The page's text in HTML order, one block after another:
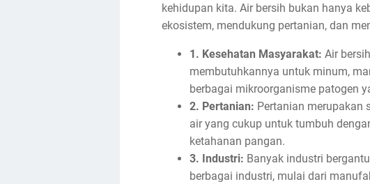
kehidupan kita. Air bersih bukan hanya
ekosistem, mendukung pertanian, dan
1. Kesehatan Masyarakat: Air
membutuhkannya untuk minum,
berbagai mikroorganisme patogen
2. Pertanian: Pertanian merupakan
air yang cukup untuk tumbuh
ketahanan pangan.
3. Industri: Banyak industri
berbagai industri, mulai dari